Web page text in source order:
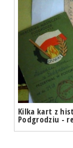
Kilka kart z
Podgrodziu -